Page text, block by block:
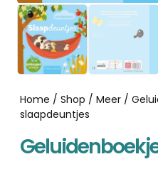
Home / Shop / Meer /
slaapdeuntjes